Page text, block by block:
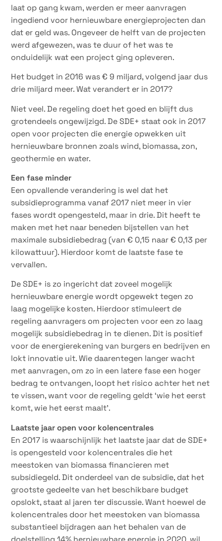
laat op gang kwam, werden er meer aanvragen
ingediend voor hernieuwbare energieprojecten dan
dat er geld was. Ongeveer de helft van de projecten
werd afgewezen, was te duur of het was te
onduidelijk wat een project ging opleveren.
Het budget in 2016 was € 9 miljard, volgend jaar dus
drie miljard meer. Wat verandert er in 2017?
Niet veel. De regeling doet het goed en blijft dus
grotendeels ongewijzigd. De SDE+ staat ook in 2017
open voor projecten die energie opwekken uit
hernieuwbare bronnen zoals wind, biomassa, zon,
geothermie en water.
Een fase minder
Een opvallende verandering is wel dat het
subsidieprogramma vanaf 2017 niet meer in vier
fases wordt opengesteld, maar in drie. Dit heeft te
maken met het naar beneden bijstellen van het
maximale subsidiebedrag (van € 0,15 naar € 0,13 per
kilowattuur). Hierdoor komt de laatste fase te
vervallen.
De SDE+ is zo ingericht dat zoveel mogelijk
hernieuwbare energie wordt opgewekt tegen zo
laag mogelijke kosten. Hierdoor stimuleert de
regeling aanvragers om projecten voor een zo laag
mogelijk subsidiebedrag in te dienen. Dit is positief
voor de energierekening van burgers en bedrijven en
lokt innovatie uit. Wie daarentegen langer wacht
met aanvragen, om zo in een latere fase een hoger
bedrag te ontvangen, loopt het risico achter het net
te vissen, want voor de regeling geldt ‘wie het eerst
komt, wie het eerst maalt’.
Laatste jaar open voor kolencentrales
En 2017 is waarschijnlijk het laatste jaar dat de SDE+
is opengesteld voor kolencentrales die het
meestoken van biomassa financieren met
subsidiegeld. Dit onderdeel van de subsidie, dat het
grootste gedeelte van het beschikbare budget
opslokt, staat al jaren ter discussie. Want hoewel de
kolencentrales door het meestoken van biomassa
substantieel bijdragen aan het behalen van de